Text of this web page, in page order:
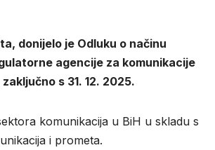
donijelo je Odluku o načinu
agencije za komunikacije
s 31. 12. 2025.
komunikacija u BiH u skladu s
i prometa.